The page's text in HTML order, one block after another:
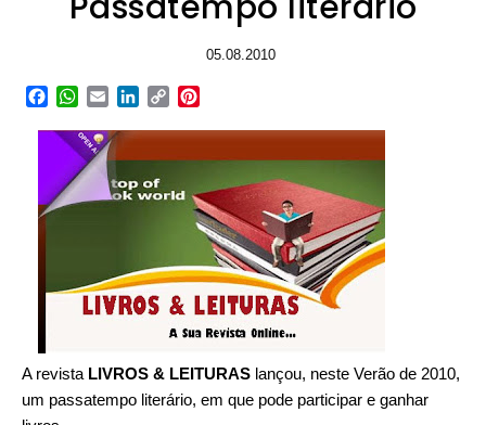
05.08.2010
Facebook
WhatsApp
EmailLinkedIn
Copy
A revista LIVROS & LEITURAS lançou, neste Verão de 2010,
um passatempo literário, em que pode participar e ganhar